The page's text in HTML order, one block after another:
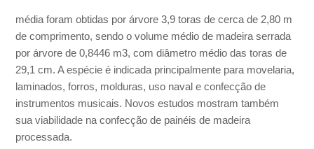
média foram obtidas por árvore 3,9 toras de cerca de 2,80 m
de comprimento, sendo o volume médio de madeira serrada
por árvore de 0,8446 m3, com diâmetro médio das toras de
29,1 cm. A espécie é indicada principalmente para movelaria,
laminados, forros, molduras, uso naval e confecção de
instrumentos musicais. Novos estudos mostram também
sua viabilidade na confecção de painéis de madeira
processada.